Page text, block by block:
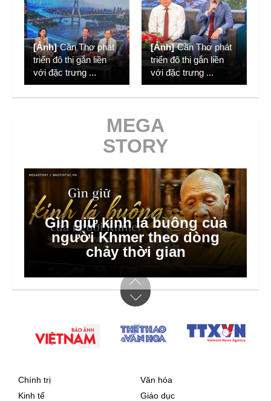
[Ảnh] Cần Thơ phát
triển đô thị gắn liền
với đặc trưng ...
[Ảnh] Cần Thơ phát
triển đô thị gắn liền
với đặc trưng ...
MEGA
STORY
Gìn giữ kinh lá buông của
người Khmer theo dòng
chảy thời gian
Chính trị
Kinh tế
Văn hóa
Giáo dục